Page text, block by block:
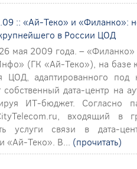
:: «Ай-Теко» и «Филанко»:
в России ЦОД
мая 2009 года. – «Филанко»
(ГК «Ай-Теко»), на базе
ЦОД, адаптированного под
собственный дата-центр на
ИТ-бюджет. Согласно
входящий в
услуги связи в дата-
«Ай-Теко». В... (прочитать)